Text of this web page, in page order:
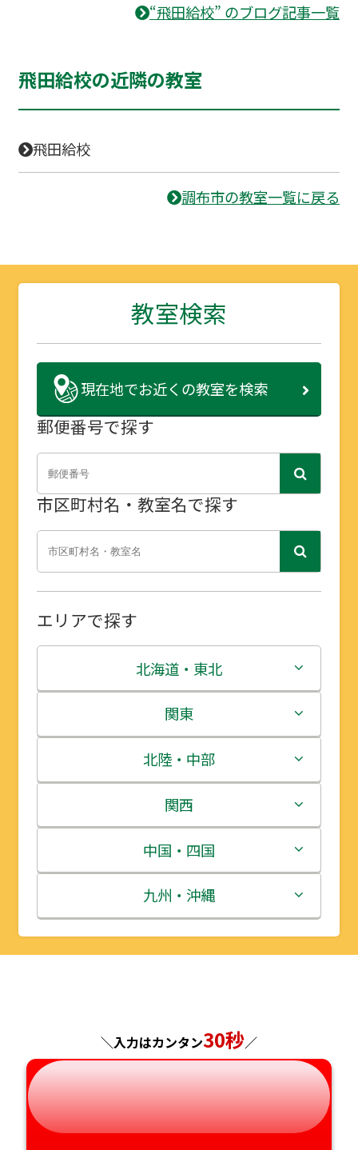
“飛田給校” のブログ記事一覧
飛田給校の近隣の教室
飛田給校
調布市の教室一覧に戻る
教室検索
現在地でお近くの教室を検索
郵便番号で探す
市区町村名・教室名で探す
エリアで探す
北海道・東北
北海道
青森県
岩手県
宮城県
秋田県
山形県
関東
茨城県
栃木県
群馬県
埼玉県
千葉県
北陸・中部
新潟県
富山県
石川県
福井県
静岡県
関西
三重県
滋賀県
京都府
和歌山県
中国・四国
鳥取県
島根県
徳島県
九州・沖縄
福岡県
熊本県
大分県
＼入力はカンタン30秒／